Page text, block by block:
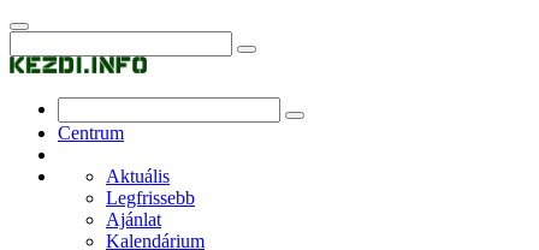
Centrum
Aktuális
Legfrissebb
Ajánlat
Kalendárium